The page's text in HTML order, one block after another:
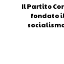
Il Partito
fondato